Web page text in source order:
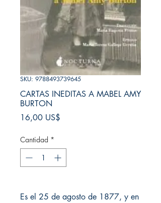
SKU: 9788493739645
CARTAS INEDITAS A MABEL AMY
BURTON
16,00 US$
Cantidad *
Es el 25 de agosto de 1877, y en